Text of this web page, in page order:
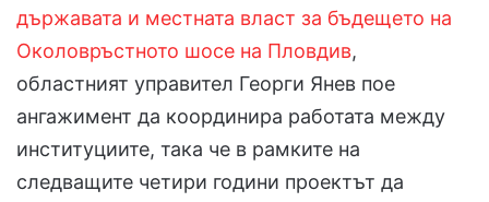
държавата и местната власт за бъдещето на
Околовръстното шосе на Пловдив,
областният управител Георги Янев пое
ангажимент да координира работата между
институциите, така че в рамките на
следващите четири години проектът да